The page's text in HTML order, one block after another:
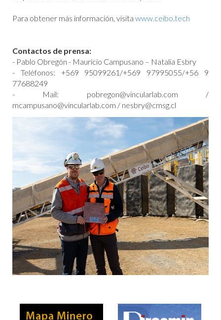
Para obtener más información, visita www.ceibo.tech
Contactos de prensa:
- Pablo Obregón - Mauricio Campusano – Natalia Esbry
- Teléfonos: +569 95099261/+569 97995055/+56 9
77688249
- Mail: pobregon@vincularlab.com /
mcampusano@vincularlab.com / nesbry@cmsg.cl